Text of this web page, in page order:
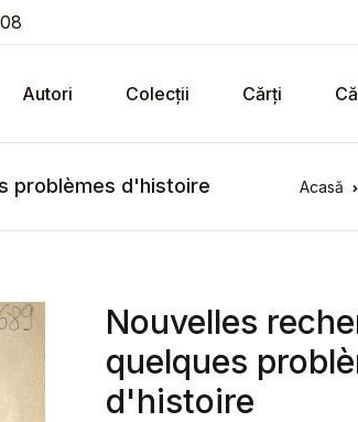
Autori Colecții Cărți
problèmes d'histoire Acasă
Nouvelles
quelques
d'histoire